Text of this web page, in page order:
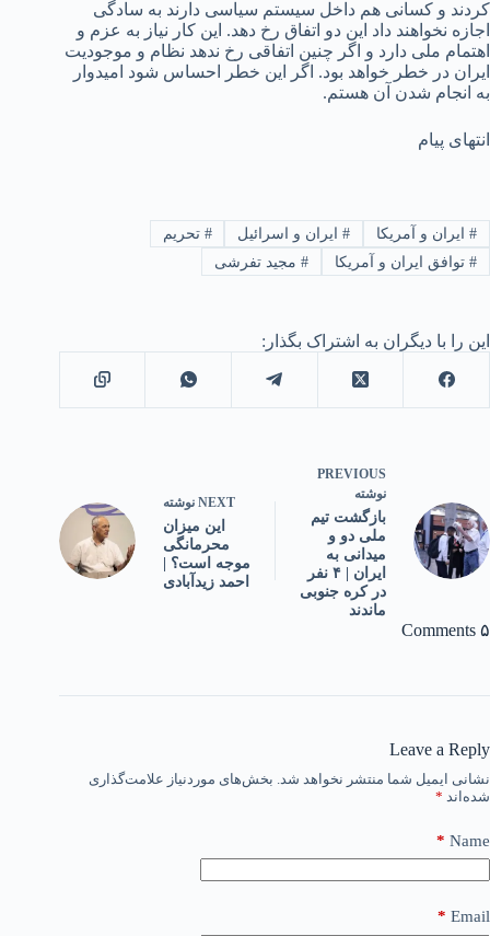
کردند و کسانی هم داخل سیستم سیاسی دارند به سادگی
اجازه نخواهند داد این دو اتفاق رخ دهد. این کار نیاز به عزم و
اهتمام ملی دارد و اگر چنین اتفاقی رخ ندهد نظام و موجودیت
ایران در خطر خواهد بود. اگر این خطر احساس شود امیدوار
به انجام شدن آن هستم.
انتهای پیام
#ایران و آمریکا #ایران و اسرائیل # تحریم
#توافق ایران و آمریکا #مجید تفرشی
این را با دیگران به اشتراک بگذار:
PREVIOUS
نوشته
بازگشت تیم
ملی دو و
میدانی به
ایران | ۴ نفر
در کره جنوبی
ماندند
NEXT نوشته
این میزان
محرمانگی
موجه است؟ |
احمد زیدآبادی
۵ Comments
Leave a Reply
نشانی ایمیل شما منتشر نخواهد شد. بخش‌های موردنیاز علامت‌گذاری
شده‌اند *
Name
*
Email
*